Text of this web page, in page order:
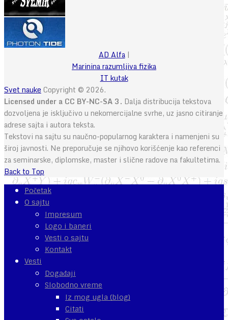
AD Alfa|
Marinina razumljiva fizika
IT kutak
Svet nauke Copyright © 2026.
Licensed under a CC BY-NC-SA 3. Dalja distribucija tekstova
dozvoljena je isključivo u nekomercijalne svrhe, uz jasno citiranje
adrese sajta i autora teksta.
Tekstovi na sajtu su naučno-popularnog karaktera i namenjeni su
široj javnosti. Ne preporučuje se njihovo korišćenje kao referenci
za seminarske, diplomske, master i slične radove na fakultetima.
Back to Top
Početak
O sajtu
Impresum
Logo i baneri
Vesti o sajtu
Kontakt
Vesti
Događaji
Slobodno vreme
Iz mog ugla (blog)
Citati